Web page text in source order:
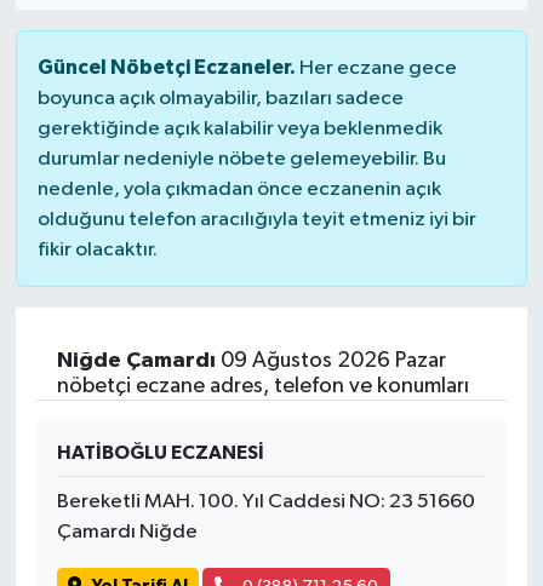
Güncel Nöbetçi Eczaneler. Her eczane gece
boyunca açık olmayabilir, bazıları sadece
gerektiğinde açık kalabilir veya beklenmedik
durumlar nedeniyle nöbete gelemeyebilir. Bu
nedenle, yola çıkmadan önce eczanenin açık
olduğunu telefon aracılığıyla teyit etmeniz iyi bir
fikir olacaktır.
Niğde Çamardı 09 Ağustos 2026 Pazar
nöbetçi eczane adres, telefon ve konumları
HATİBOĞLU ECZANESİ
Bereketli MAH. 100. Yıl Caddesi NO: 23 51660
Çamardı Niğde